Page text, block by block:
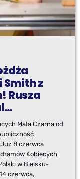
Smith z
Rusza
Mała Czarna od
8 czerwca
Kobiecych
w Bielsku-
czerwca,